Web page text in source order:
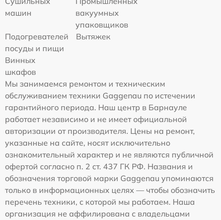
машин
вакуумных
упаковщиков
Подогревателей
посуды и пищи
Вытяжек
Винных
шкафов
Мы занимаемся ремонтом и техническим
обслуживанием техники Gaggenau по истечении
гарантийного периода. Наш центр в Барнауле
работает независимо и не имеет официальной
авторизации от производителя. Цены на ремонт,
указанные на сайте, носят исключительно
ознакомительный характер и не являются публичной
офертой согласно п. 2 ст. 437 ГК РФ. Названия и
обозначения торговой марки Gaggenau упоминаются
только в информационных целях — чтобы обозначить
перечень техники, с которой мы работаем. Наша
организация не аффилирована с владельцами